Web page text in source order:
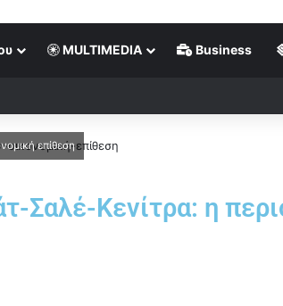
MULTIMEDIA Business
επίθεση
Σαλέ-Κενίτρα: η